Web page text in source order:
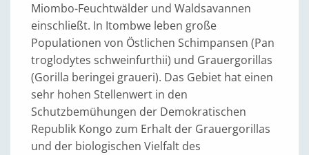
Miombo-Feuchtwälder und Waldsavannen
einschließt. In Itombwe leben große
Populationen von Östlichen Schimpansen (Pan
troglodytes schweinfurthii) und Grauergorillas
(Gorilla beringei graueri). Das Gebiet hat einen
sehr hohen Stellenwert in den
Schutzbemühungen der Demokratischen
Republik Kongo zum Erhalt der Grauergorillas
und der biologischen Vielfalt des